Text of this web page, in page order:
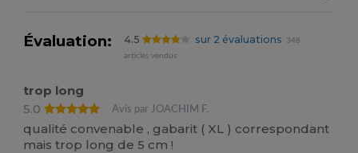
Évaluation: 4.5 sur 2 évaluations
348
articles vendus
trop long
5.0
Avis par JOACHIM F.
qualité convenable , gabarit ( XL ) correspondant
mais trop long de 5 cm !